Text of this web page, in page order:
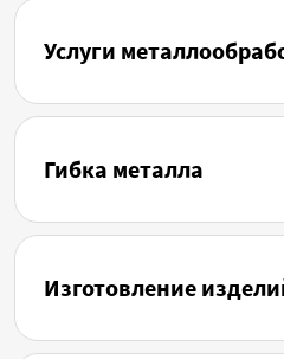
Услуги
Гибка металла
Изготовление